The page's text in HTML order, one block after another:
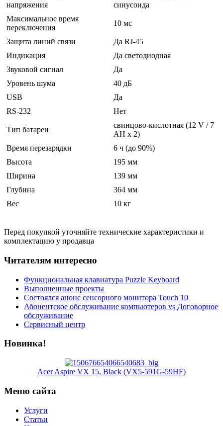
напряжения
синусоида
Максимальное время
переключения
10 мс
Защита линий связи
Да RJ-45
Индикация
Да светодиодная
Звуковой сигнал
Да
Уровень шума
40 дБ
USB
Да
RS-232
Нет
Тип батареи
свинцово-кислотная (12 V / 7
AH x 2)
Время перезарядки
6 ч (до 90%)
Высота
195 мм
Ширина
139 мм
Глубина
364 мм
Вес
10 кг
Перед покупкой уточняйте технические характеристики и
комплектацию у продавца
Читателям интересно
Функциональная клавиатура Puzzle Keyboard
Выполненные проекты
Состоялся анонс сенсорного монитора Touch 10
Абонентское обслуживание компьютеров vs Договорное
обслуживание
Сервисный центр
Новинка!
Acer Aspire VX 15, Black (VX5-591G-59HF)
Меню сайта
Услуги
Статьи